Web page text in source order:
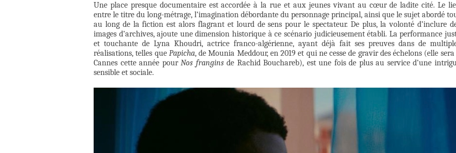
Une place presque documentaire est accordée à la rue et aux jeunes vivant au cœur de ladite cité. Le
entre le titre du long-métrage, l’imagination débordante du personnage principal, ainsi que le sujet abordé
au long de la fiction est alors flagrant et lourd de sens pour le spectateur. De plus, la volonté d’inclure
images d’archives, ajoute une dimension historique à ce scénario judicieusement établi. La performance
et touchante de Lyna Khoudri, actrice franco-algérienne, ayant déjà fait ses preuves dans de
réalisations, telles que Papicha, de Mounia Meddour, en 2019 et qui ne cesse de gravir des échelons (elle sera
Cannes cette année pourNos franginsde Rachid Bouchareb), est une fois de plus au service d’une
sensible et sociale.